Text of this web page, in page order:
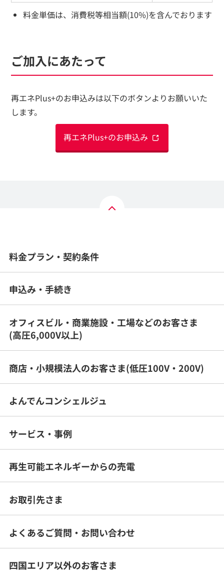
料金単価は、消費税等相当額(10%)を含んでおります
ご加入にあたって
再エネPlus+のお申込みは以下のボタンよりお願いいた
します。
再エネPlus+のお申込み
料金プラン・契約条件
申込み・手続き
オフィスビル・商業施設・工場などのお客さま
(高圧6,000V以上)
商店・小規模法人のお客さま(低圧100V・200V)
よんでんコンシェルジュ
サービス・事例
再生可能エネルギーからの売電
お取引先さま
よくあるご質問・ お問い合わせ
四国エリア以外のお客さま